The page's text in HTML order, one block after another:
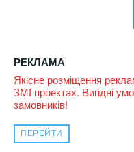
РЕКЛАМА
Якісне розміщення
ЗМІ проектах. Вигідні
замовників!
ПЕРЕЙТИ